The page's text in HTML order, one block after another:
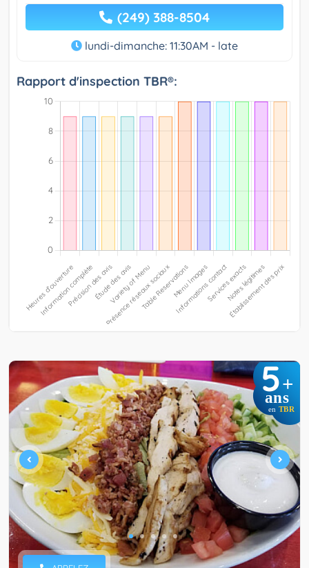
(249) 388-8504
lundi-dimanche: 11:30AM - late
Rapport d'inspection TBR®:
5+
ans
en TBR